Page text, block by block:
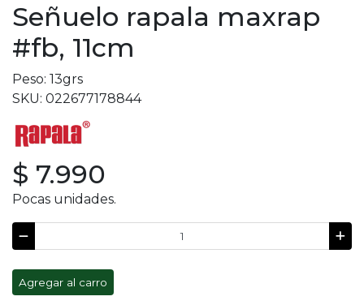
Señuelo rapala maxrap
#fb, 11cm
Peso: 13grs
SKU: 022677178844
$ 7.990
Pocas unidades.
Agregar al carro